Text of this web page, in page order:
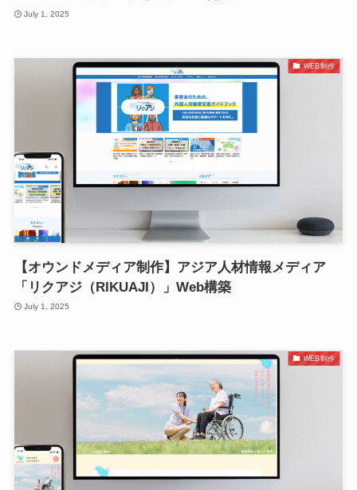
July 1, 2025
WEB制作
【オウンドメディア制作】アジア人材情報メディア
「リクアジ（RIKUAJI）」Web構築
July 1, 2025
WEB制作